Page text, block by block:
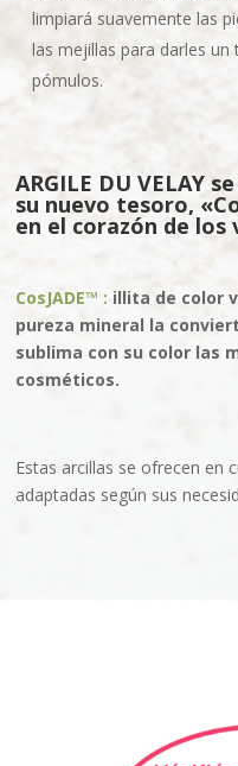
limpiará suavemente las
las mejillas para darles
pómulos.
ARGILE DU VELAY
su nuevo tesoro,
en el corazón de los
CosJADE™ : illita de color
pureza mineral la
sublima con su color las
cosméticos.
Estas arcillas se ofrecen en
adaptadas según sus